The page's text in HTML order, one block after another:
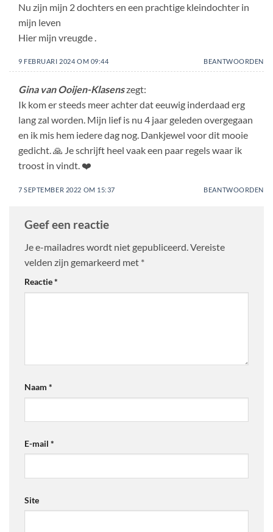
Nu zijn mijn 2 dochters en een prachtige kleindochter in
mijn leven
Hier mijn vreugde .
9 FEBRUARI 2024 OM 09:44 BEANTWOORDEN
Gina van Ooijen-Klasenszegt:
Ik kom er steeds meer achter dat eeuwig inderdaad erg
lang zal worden. Mijn lief is nu 4 jaar geleden overgegaan
en ik mis hem iedere dag nog. Dankjewel voor dit mooie
gedicht. 🙏 Je schrijft heel vaak een paar regels waar ik
troost in vindt. ❤️
7 SEPTEMBER 2022 OM 15:37 BEANTWOORDEN
Geef een reactie
Je e-mailadres wordt niet gepubliceerd.Vereiste
velden zijn gemarkeerd met *
Reactie*
Naam *
E-mail *
Site